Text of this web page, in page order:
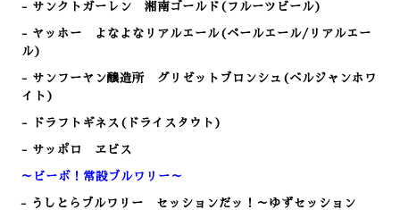
- サンクトガーレン 湘南ゴールド(フルーツビール)
- ヤッホー よなよなリアルエール(ペールエール/リアルエー
ル)
- サンフーヤン醸造所 グリゼットブロンシュ(ベルジャンホワ
イト)
- ドラフトギネス(ドライスタウト)
- サッポロ ヱビス
～ビーボ！常設ブルワリー～
- うしとらブルワリー セッションだッ！～ゆずセッション